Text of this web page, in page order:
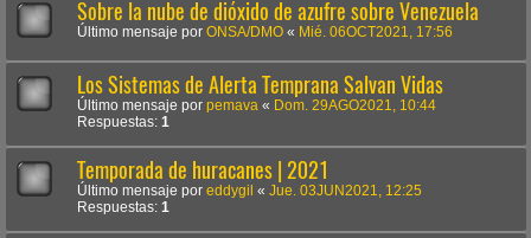
Sobre la nube de dióxido de azufre sobre Venezuela
Último mensaje por ONSA/DMO « Mié. 06OCT2021, 17:56
Los Sistemas de Alerta Temprana Salvan Vidas
Último mensaje por pemava « Dom. 29AGO2021, 10:44
Respuestas: 1
Temporada de huracanes | 2021
Último mensaje por eddygil « Jue. 03JUN2021, 12:25
Respuestas: 1